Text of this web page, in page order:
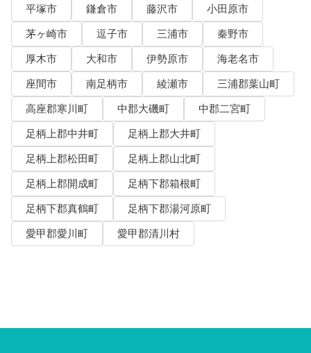
平塚市
鎌倉市 藤沢市
小田原市
茅ヶ崎市
逗子市 三浦市
秦野市
厚木市
大和市 伊勢原市
海老名市
座間市
南足柄市 綾瀬市
三浦郡葉山町
高座郡寒川町
中郡大磯町
中郡二宮町
足柄上郡中井町
足柄上郡大井町
足柄上郡松田町
足柄上郡山北町
足柄上郡開成町
足柄下郡箱根町
足柄下郡真鶴町
足柄下郡湯河原町
愛甲郡愛川町
愛甲郡清川村